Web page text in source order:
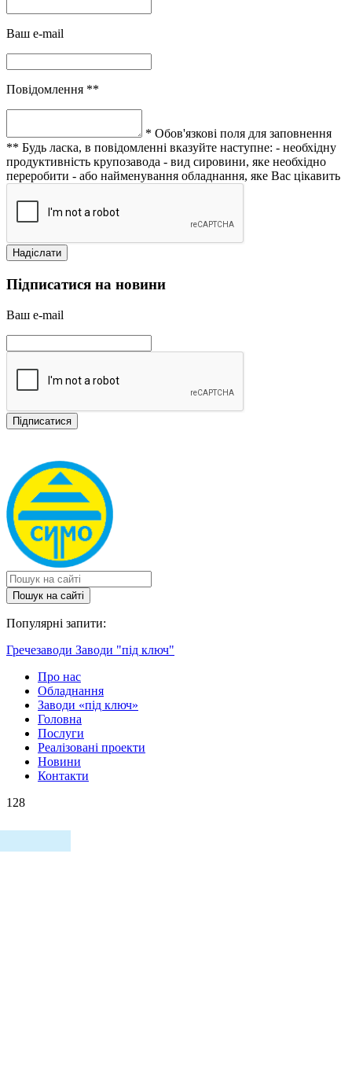
Ваш e-mail
Повідомлення **
* Обов'язкові поля для заповнення
** Будь ласка, в повідомленні вказуйте наступне: - необхідну
продуктивність крупозавода - вид сировини, яке необхідно
переробити - або найменування обладнання, яке Вас цікавить
Підписатися на новини
Ваш e-mail
Пошук на сайтi
Популярні запити:
Гречезаводи Заводи "під ключ"
Про нас
Обладнання
Заводи «під ключ»
Головна
Послуги
Реалізовані проекти
Новини
Контакти
128